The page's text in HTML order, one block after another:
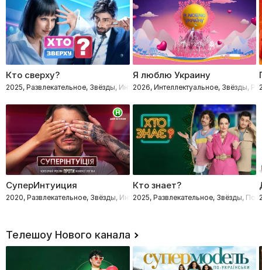
Кто сверху?
2025, Развлекательное, Звёзды, Интеллектуальное
Я люблю Украину
2026, Интеллектуальное, Звёзды,
СуперИнтуиция
2020, Развлекательное, Звёзды, Интеллектуальное
Кто знает?
2025, Развлекательное, Звёзды,
Телешоу Нового канала